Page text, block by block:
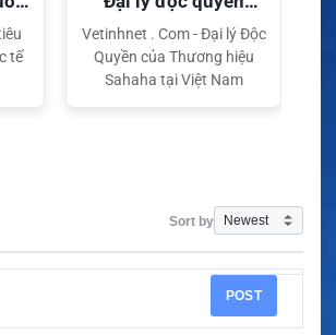
tế
Sahaha
Vetinhnet . Com - Đại lý Độc
Quyền của Thương hiệu
Sahaha tại Việt Nam
Sort by
POST